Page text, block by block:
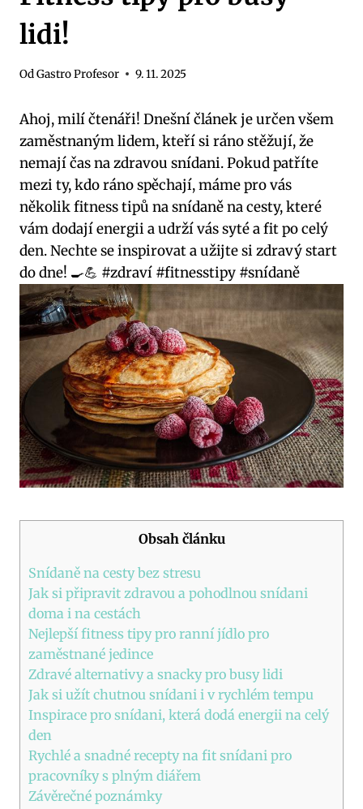
lidi!
OdGastro Profesor 9. 11. 2025
Ahoj, milí čtenáři! Dnešní článek je určen všem
zaměstnaným lidem, kteří si ráno stěžují, že
nemají čas na zdravou snídani. Pokud patříte
mezi ty, kdo ráno spěchají, máme pro vás
několik fitness tipů na snídaně na cesty, které
vám dodají energii a udrží vás syté a fit po celý
den. Nechte se inspirovat a užijte si zdravý start
do dne! 🍳💪 #zdraví #fitnesstipy #snídaně
Obsah článku
Snídaně na cesty bez stresu
Jak si připravit zdravou a pohodlnou snídani
doma i na cestách
Nejlepší fitness tipy pro ranní jídlo pro
zaměstnané jedince
Zdravé alternativy a snacky pro busy lidi
Jak si užít chutnou snídani i v rychlém tempu
Inspirace pro snídani, která dodá energii na celý
den
Rychlé a snadné recepty na fit snídani pro
pracovníky s plným diářem
Závěrečné poznámky